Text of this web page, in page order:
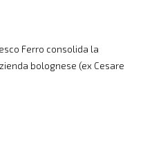
Ferro consolida la
bolognese (ex Cesare